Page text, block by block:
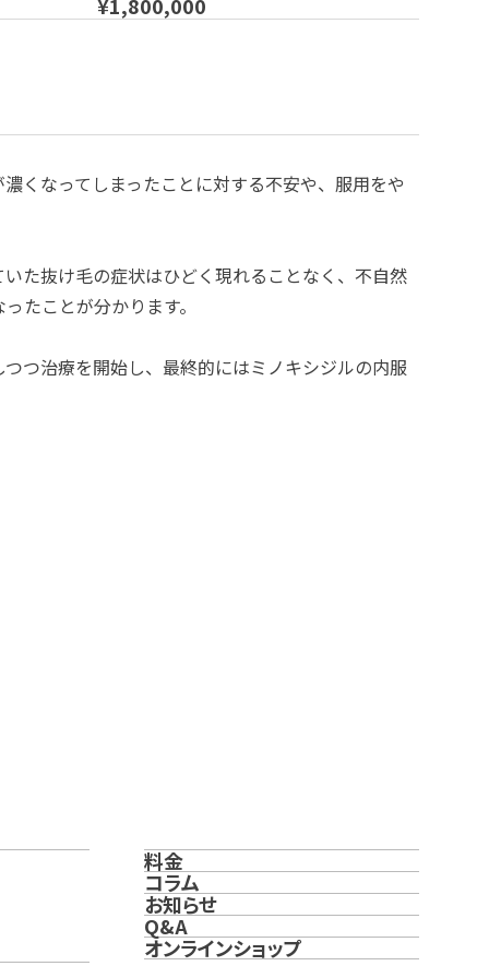
くなってしまったことに対する不安や、服用をや
た抜け毛の症状はひどく現れることなく、不自然
たことが分かります。
つ治療を開始し、最終的にはミノキシジルの内服
料金
コラム
お知らせ
Q&A
オンラインショップ